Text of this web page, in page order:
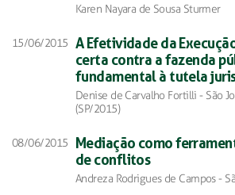
Karen Nayara de Sousa Sturmer
15/06/2015 A Efetividade da
certa contra a fazenda
fundamental à tutela
Denise de Carvalho Fortilli - São
(SP/2015)
08/06/2015
Mediação como
de conflitos
Andreza Rodrigues de Campos -